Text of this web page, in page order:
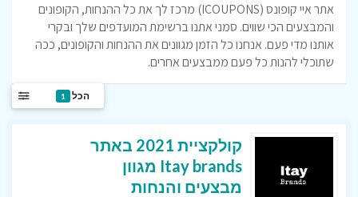
אתר איי קופונס (ICOUPONS) מרכז לך את כל ההנחות, הקופונים
והמבצעים הכי שווים. סמני אתנו ברשימת המועדפים שלך ובקרי
אותנו מדי פעם. אנחנו כל הזמן מגוונים את ההנחות והקופונים, ככה
שתוכלי להנות כל פעם ממבצעים אחרים.
הכל 1
קולקציית 2021 באתר
Itay brands מגוון
מבצעים והנחות